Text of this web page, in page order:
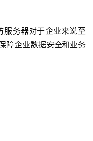
服务器对于企业来说至
障企业数据安全和业务